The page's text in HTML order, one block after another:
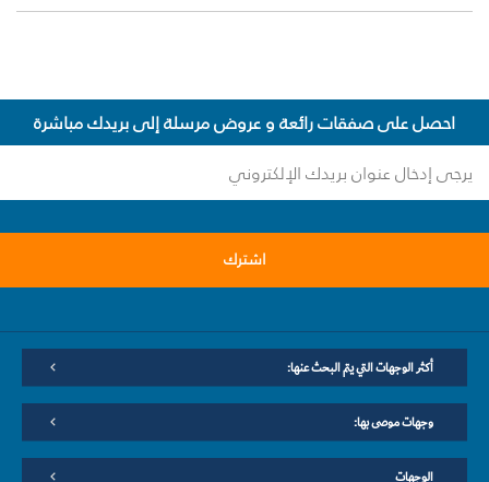
احصل على صفقات رائعة و عروض مرسلة إلى بريدك مباشرة
اشترك
أكثر الوجهات التي يتم البحث عنها:
وجهات موصى بها:
الوجهات